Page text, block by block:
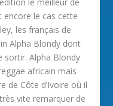
encore le cas cette
les français de
Alpha Blondy dont
sortir. Alpha Blondy
africain mais
de Côte d’Ivoire où il
vite remarquer de